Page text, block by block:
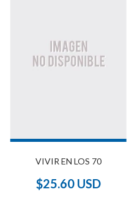
VIVIR EN LOS 70
$25.60 USD